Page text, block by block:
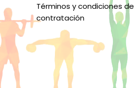
Términos y condiciones de
contratación